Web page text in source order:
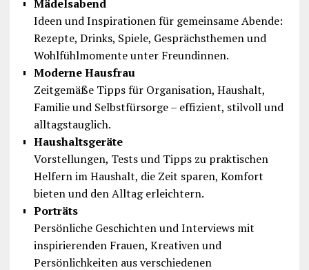
Mädelsabend
Ideen und Inspirationen für gemeinsame Abende:
Rezepte, Drinks, Spiele, Gesprächsthemen und
Wohlfühlmomente unter Freundinnen.
Moderne Hausfrau
Zeitgemäße Tipps für Organisation, Haushalt,
Familie und Selbstfürsorge – effizient, stilvoll und
alltagstauglich.
Haushaltsgeräte
Vorstellungen, Tests und Tipps zu praktischen
Helfern im Haushalt, die Zeit sparen, Komfort
bieten und den Alltag erleichtern.
Porträts
Persönliche Geschichten und Interviews mit
inspirierenden Frauen, Kreativen und
Persönlichkeiten aus verschiedenen